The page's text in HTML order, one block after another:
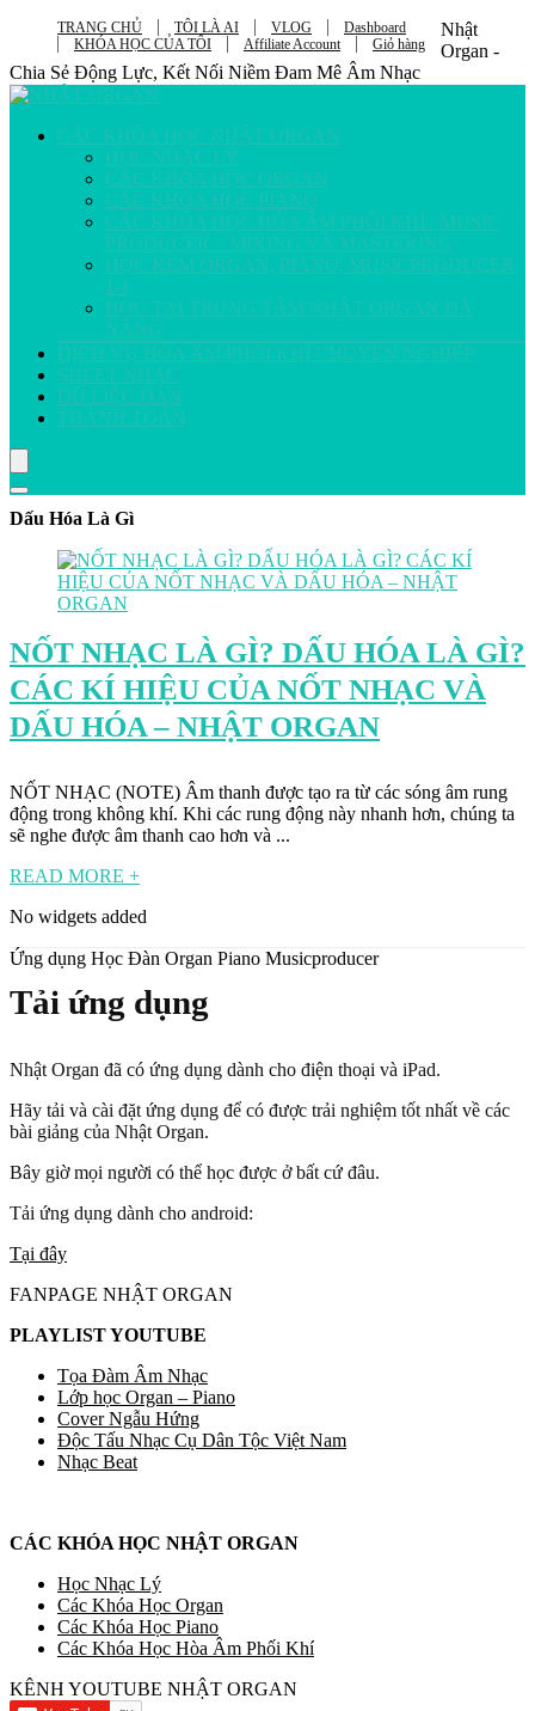
TRANG CHỦ TÔI LÀ AI VLOG
Dashboard
KHÓA HỌC CỦA TÔI
Affiliate Account Giỏ hàng
Nhật
Organ -
Chia Sẻ Động Lực, Kết Nối Niềm Đam Mê Âm Nhạc
CÁC KHÓA HỌC NHẬT ORGAN
HỌC NHẠC LÝ
CÁC KHÓA HỌC ORGAN
CÁC KHÓA HỌC PIANO
CÁC KHÓA HỌC HÒA ÂM PHỐI KHÍ / MUSIC
PRODUCER – MIXING VÀ MASTERING
HỌC KÈM ORGAN, PIANO, MUSICPRODUCER
1-1
HỌC TẠI TRUNG TÂM NHẬT ORGAN ĐÀ
NẴNG
DỊCH VỤ HÒA ÂM PHỐI KHÍ CHUYÊN NGHIỆP
SHEET NHẠC
DỮ LIỆU ĐÀN
THANH TOÁN
Dấu Hóa Là Gì
NỐT NHẠC LÀ GÌ? DẤU HÓA LÀ GÌ?
CÁC KÍ HIỆU CỦA NỐT NHẠC VÀ
DẤU HÓA – NHẬT ORGAN
NỐT NHẠC (NOTE) Âm thanh được tạo ra từ các sóng âm rung
động trong không khí. Khi các rung động này nhanh hơn, chúng ta
sẽ nghe được âm thanh cao hơn và ...
READ MORE +
No widgets added
Ứng dụng Học Đàn Organ Piano Musicproducer
Tải ứng dụng
Nhật Organ đã có ứng dụng dành cho điện thoại và iPad.
Hãy tải và cài đặt ứng dụng để có được trải nghiệm tốt nhất về các
bài giảng của Nhật Organ.
Bây giờ mọi người có thể học được ở bất cứ đâu.
Tải ứng dụng dành cho android:
Tại đây
FANPAGE NHẬT ORGAN
PLAYLIST YOUTUBE
Tọa Đàm Âm Nhạc
Lớp học Organ – Piano
Cover Ngẫu Hứng
Độc Tấu Nhạc Cụ Dân Tộc Việt Nam
Nhạc Beat
CÁC KHÓA HỌC NHẬT ORGAN
Học Nhạc Lý
Các Khóa Học Organ
Các Khóa Học Piano
Các Khóa Học Hòa Âm Phối Khí
KÊNH YOUTUBE NHẬT ORGAN